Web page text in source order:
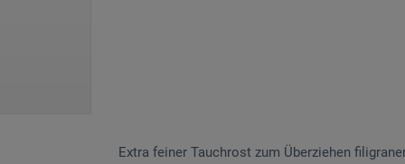
Extra feiner Tauchrost zum Überziehen